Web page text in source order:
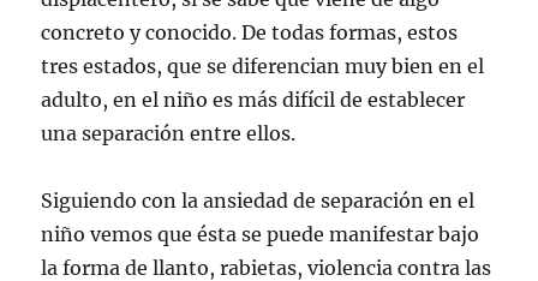
concreto y conocido. De todas formas, estos
tres estados, que se diferencian muy bien en el
adulto, en el niño es más difícil de establecer
una separación entre ellos.
Siguiendo con la ansiedad de separación en el
niño vemos que ésta se puede manifestar bajo
la forma de llanto, rabietas, violencia contra las